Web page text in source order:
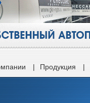
| Продукция |